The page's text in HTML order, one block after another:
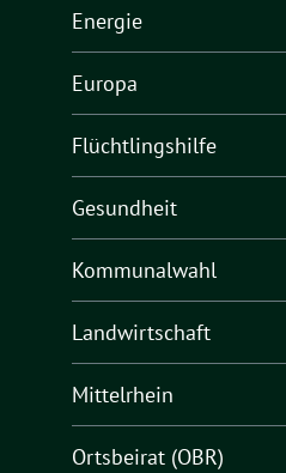
Energie
Europa
Flüchtlingshilfe
Gesundheit
Kommunalwahl
Landwirtschaft
Mittelrhein
Ortsbeirat (OBR)